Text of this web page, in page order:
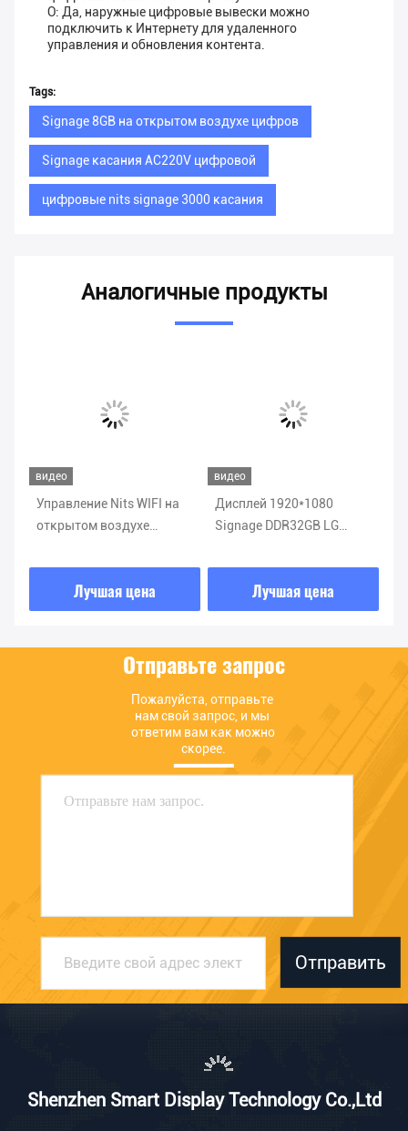
О: Да, наружные цифровые вывески можно
подключить к Интернету для удаленного
управления и обновления контента.
Tags:
Signage 8GB на открытом воздухе цифров
Signage касания AC220V цифровой
цифровые nits signage 3000 касания
Аналогичные продукты
видео
Управление Nits WIFI на
открытом воздухе
Touchable AC220V 3000
Лучшая цена
видео
Дисплей 1920*1080
Signage DDR32GB LG
цифров
Лучшая цена
Отправьте запрос
Пожалуйста, отправьте
нам свой запрос, и мы
ответим вам как можно
скорее.
Отправить
Shenzhen Smart Display Technology Co.,Ltd